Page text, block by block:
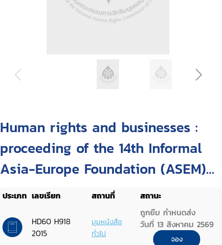
Human rights and businesses :
proceeding of the 14th Informal
Asia-Europe Foundation (ASEM)
Seminar on Human Rights, Hanoi,
Viet Nam 18-20 November 2014
ประเภท เลขเรียก สถานที่ สถานะ
HD60 H918
2015
มุมหนังสือ
ทั่วไป
ถูกยืม กำหนดส่ง
วันที่ 13 สิงหาคม 2569
จอง